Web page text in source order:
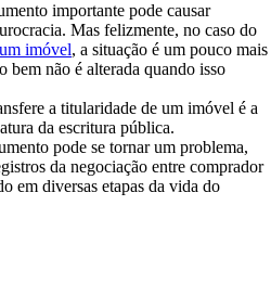
importante pode causar
Mas felizmente, no caso do
imóvel, a situação é um pouco mais
bem não é alterada quando isso
a titularidade de um imóvel é a
da escritura pública.
pode se tornar um problema,
da negociação entre comprador
em diversas etapas da vida do